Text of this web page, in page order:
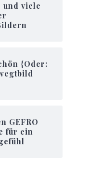
und viele
{Oder:
GEFRO
für ein